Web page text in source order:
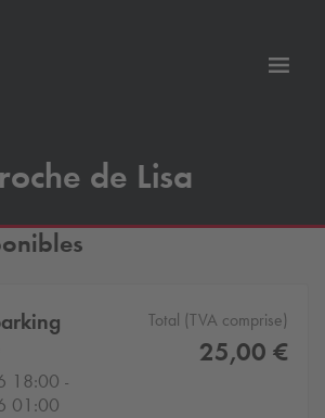
de Lisa
18:00 -
01:00
Total (TVA comprise)
25,00 €